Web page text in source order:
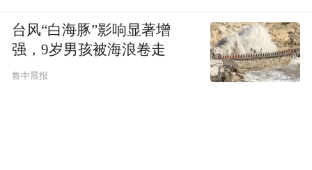
台风“白海豚”影响显著增
强，9岁男孩被海浪卷走
鲁中晨报